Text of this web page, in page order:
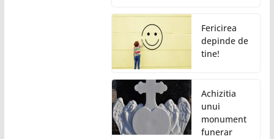
Fericirea
depinde de
tine!
Achizitia
unui
monument
funerar